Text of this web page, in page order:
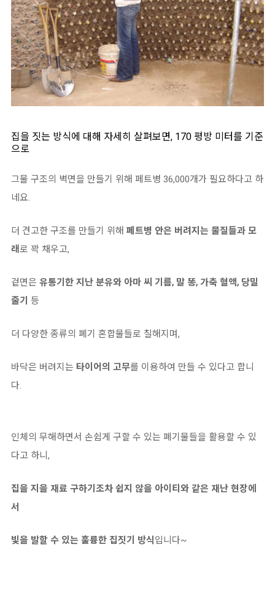
집을 짓는 방식에 대해 자세히 살펴보면, 170 평방 미터를 기준
으로
그물 구조의 벽면을 만들기 위해 페트병 36,000개가 필요하다고 하
네요.
더 견고한 구조를 만들기 위해 페트병 안은 버려지는 물질들과 모
래로 꽉 채우고,
겉면은 유통기한 지난 분유와 아마 씨 기름, 말 똥, 가축 혈액, 당밀
줄기 등
더 다양한 종류의 폐기 혼합물들로 칠해지며,
바닥은 버려지는 타이어의 고무를 이용하여 만들 수 있다고 합니
다.
인체의 무해하면서 손쉽게 구할 수 있는 폐기물들을 활용할 수 있
다고 하니,
집을 지을 재료 구하기조차 쉽지 않을 아이티와 같은 재난 현장에
서
빛을 발할 수 있는 훌륭한 집짓기 방식입니다~